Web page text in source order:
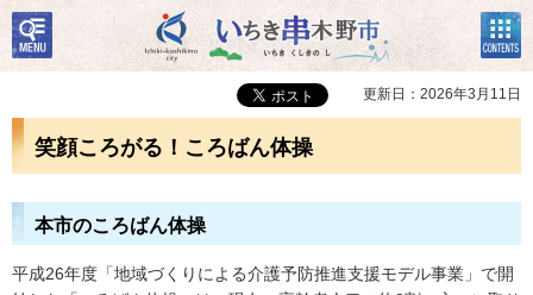
いちき串木野市
検
索・
共通
コン
テン
ツメ
ニュ
更新日：2026年3月11日
笑顔ころがる！ころばん体操
本市のころばん体操
平成26年度「地域づくりによる介護予防推進支援モデル事業」で開